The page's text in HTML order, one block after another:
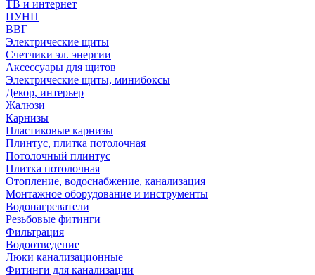
ТВ и интернет
ПУНП
ВВГ
Электрические щиты
Счетчики эл. энергии
Аксессуары для щитов
Электрические щиты, минибоксы
Декор, интерьер
Жалюзи
Карнизы
Пластиковые карнизы
Плинтус, плитка потолочная
Потолочный плинтус
Плитка потолочная
Отопление, водоснабжение, канализация
Монтажное оборудование и инструменты
Водонагреватели
Резьбовые фитинги
Фильтрация
Водоотведение
Люки канализационные
Фитинги для канализации